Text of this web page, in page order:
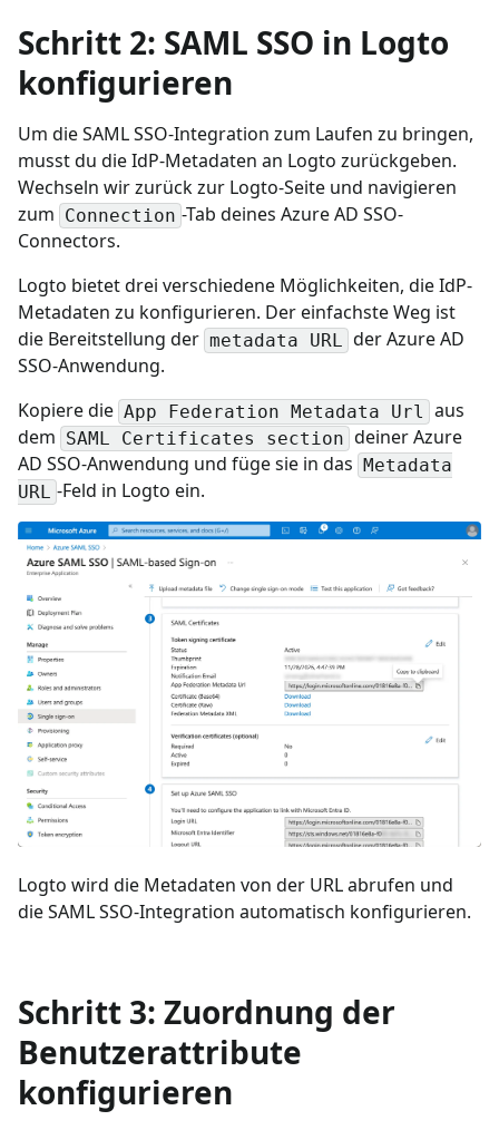
Schritt 2: SAML SSO in Logto
konfigurieren
Um die SAML SSO-Integration zum Laufen zu bringen,
musst du die IdP-Metadaten an Logto zurückgeben.
Wechseln wir zurück zur Logto-Seite und navigieren
zum Connection -Tab deines Azure AD SSO-
Connectors.
Logto bietet drei verschiedene Möglichkeiten, die IdP-
Metadaten zu konfigurieren. Der einfachste Weg ist
die Bereitstellung der metadata URL der Azure AD
SSO-Anwendung.
Kopiere die App Federation Metadata Url aus
dem SAML Certificates section deiner Azure
AD SSO-Anwendung und füge sie in das Metadata
URL -Feld in Logto ein.
Logto wird die Metadaten von der URL abrufen und
die SAML SSO-Integration automatisch konfigurieren.
Schritt 3: Zuordnung der
Benutzerattribute
konfigurieren